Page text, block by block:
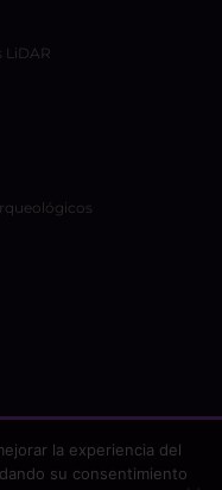
LiDAR
la experiencia del
su consentimiento